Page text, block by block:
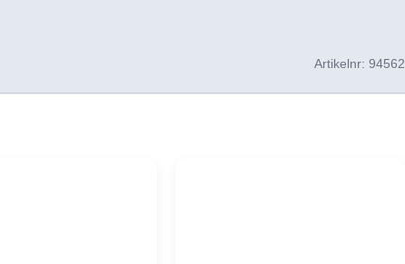
Artikelnr: 94562